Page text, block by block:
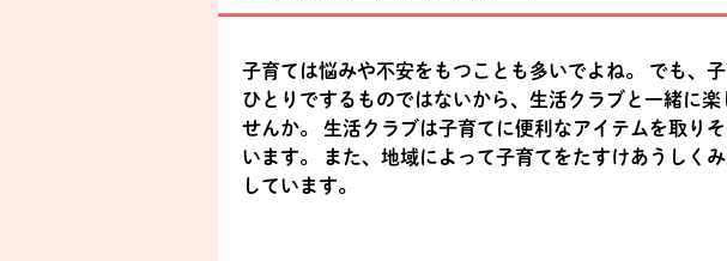
子育ては悩みや不安をもつことも多いでよね。 でも、
ひとりでするものではないから、生活クラブと一緒に楽
せんか。 生活クラブは子育てに便利なアイテムを取り
います。 また、地域によって子育てをたすけあうしく
しています。